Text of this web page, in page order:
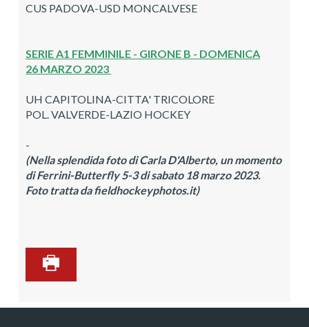
CUS PADOVA-USD MONCALVESE
SERIE A1 FEMMINILE - GIRONE B - DOMENICA
26 MARZO 2023
UH CAPITOLINA-CITTA' TRICOLORE
POL. VALVERDE-LAZIO HOCKEY
-
(Nella splendida foto di Carla D'Alberto, un momento
di Ferrini-Butterfly 5-3 di sabato 18 marzo 2023.
Foto tratta da fieldhockeyphotos.it)